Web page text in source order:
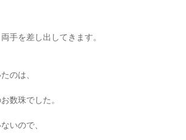
両手を差し出してきます。
のは、
数珠でした。
いので、